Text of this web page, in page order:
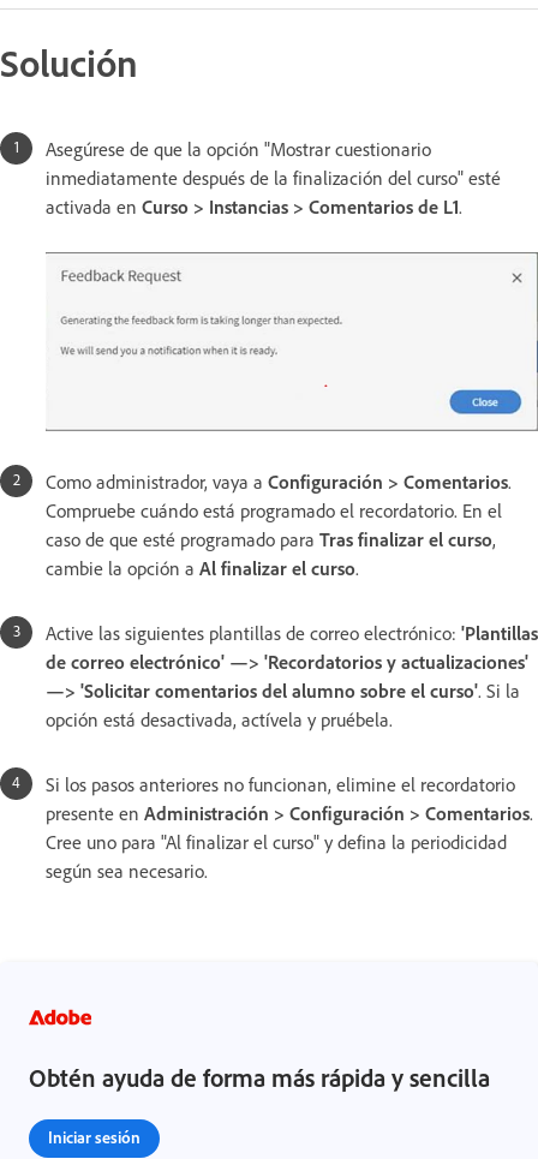
Solución
Asegúrese de que la opción "Mostrar cuestionario
inmediatamente después de la finalización del curso" esté
activada en Curso > Instancias > Comentarios de L1.
Como administrador, vaya a Configuración > Comentarios.
Compruebe cuándo está programado el recordatorio. En el
caso de que esté programado para Tras finalizar el curso,
cambie la opción a Al finalizar el curso.
Active las siguientes plantillas de correo electrónico: 'Plantillas
de correo electrónico' —> 'Recordatorios y actualizaciones'
—> 'Solicitar comentarios del alumno sobre el curso'. Si la
opción está desactivada, actívela y pruébela.
Si los pasos anteriores no funcionan, elimine el recordatorio
presente en Administración > Configuración > Comentarios.
Cree uno para "Al finalizar el curso" y defina la periodicidad
según sea necesario.
Obtén ayuda de forma más rápida y sencilla
Iniciar sesión